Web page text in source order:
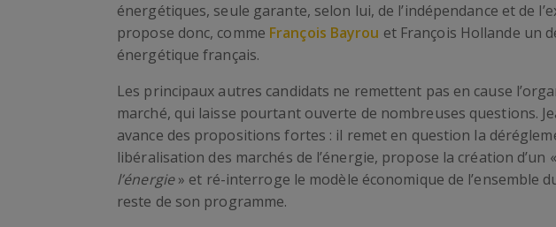
énergétiques, seule garante, selon lui, de l’indépendance et de
propose donc, comme François Bayrou et François Hollande un
énergétique français.
Les principaux autres candidats ne remettent pas en cause
marché, qui laisse pourtant ouverte de nombreuses questions.
avance des propositions fortes : il remet en question la
libéralisation des marchés de l’énergie, propose la création d’un «
l’énergie» et ré-interroge le modèle économique de l’ensemble
reste de son programme.